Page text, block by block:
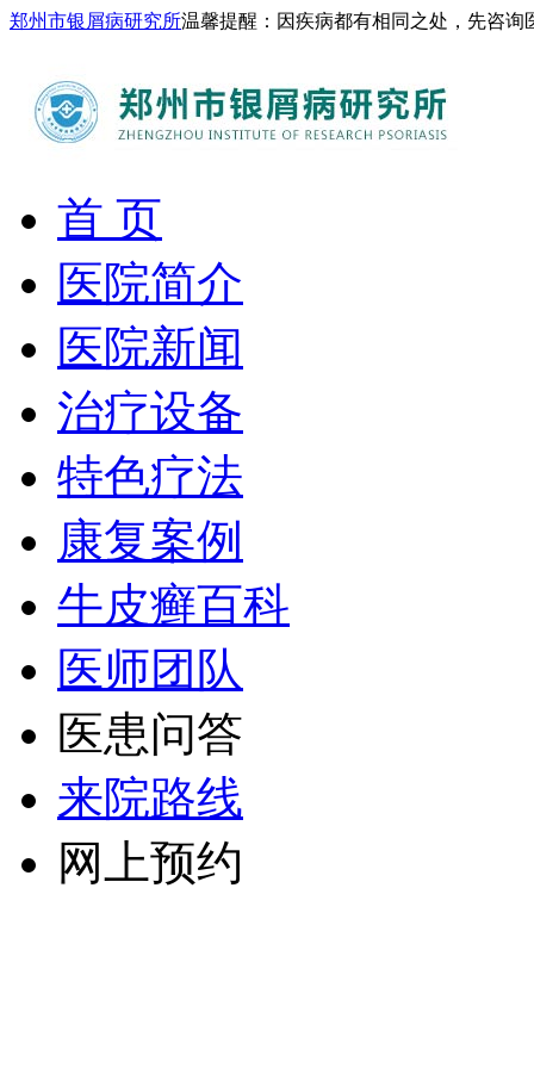
郑州市银屑病研究所温馨提醒：因疾病都有相同之处，先咨
首 页
医院简介
医院新闻
治疗设备
特色疗法
康复案例
牛皮癣百科
医师团队
医患问答
来院路线
网上预约